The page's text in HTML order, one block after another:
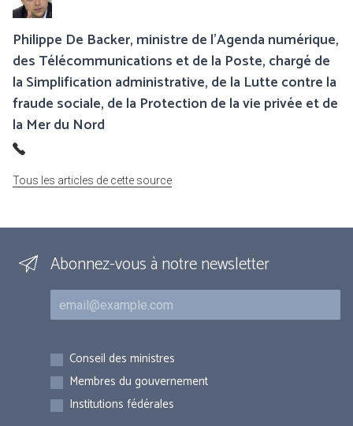
Philippe De Backer, ministre de l'Agenda numérique,
des Télécommunications et de la Poste, chargé de
la Simplification administrative, de la Lutte contre la
fraude sociale, de la Protection de la vie privée et de
la Mer du Nord
Tous les articles de cette source
Abonnez-vous à notre newsletter
Courriel
Inscriptions
Conseil des ministres
Membres du gouvernement
Institutions fédérales